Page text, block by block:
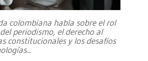
colombiana habla sobre el rol
periodismo, el derecho al
constitucionales y los desafíos
...